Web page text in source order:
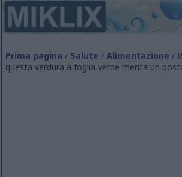
Prima pagina / Salute /Alimentazione /
questa verdura a foglia verde merita un